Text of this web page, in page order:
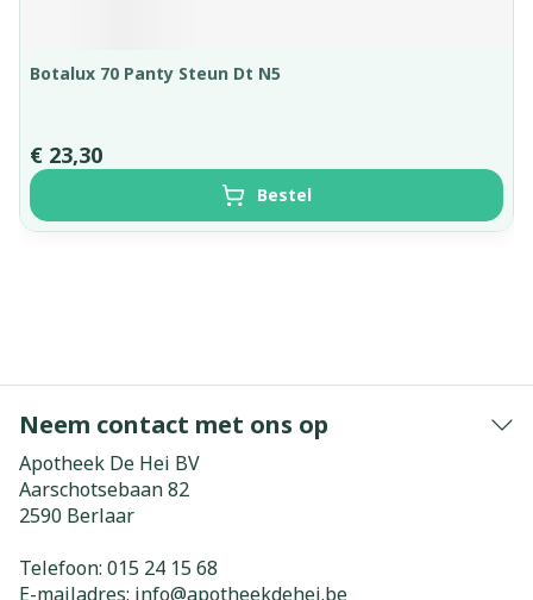
Botalux 70 Panty Steun Dt N5
€ 23,30
Bestel
Neem contact met ons op
Apotheek De Hei BV
Aarschotsebaan 82
2590 Berlaar
Telefoon: 015 24 15 68
E-mailadres: info@apotheekdehei.be